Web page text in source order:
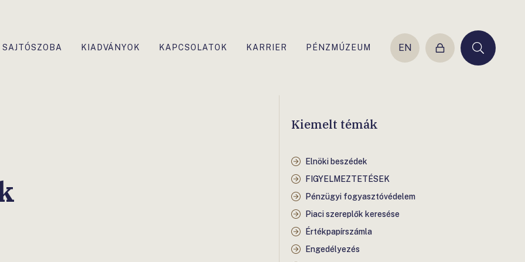
SAJTÓSZOBA KIADVÁNYOK KAPCSOLATOK KARRIER PÉNZMÚZEUM EN
Belépés Keresés
Kiemelt témák
Elnöki beszédek
FIGYELMEZTETÉSEK
Pénzügyi fogyasztóvédelem
Piaci szereplők keresése
Értékpapírszámla
Engedélyezés